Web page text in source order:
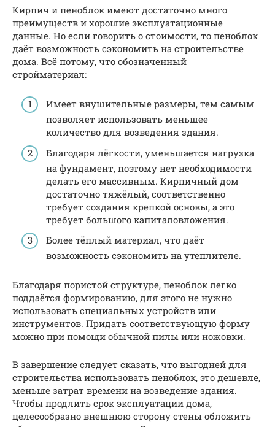
Кирпич и пеноблок имеют достаточно много
преимуществ и хорошие эксплуатационные
данные. Но если говорить о стоимости, то пеноблок
даёт возможность сэкономить на строительстве
дома. Всё потому, что обозначенный
стройматериал:
Имеет внушительные размеры, тем самым
позволяет использовать меньшее
количество для возведения здания.
Благодаря лёгкости, уменьшается нагрузка
на фундамент, поэтому нет необходимости
делать его массивным. Кирпичный дом
достаточно тяжёлый, соответственно
требует создания крепкой основы, а это
требует большого капиталовложения.
Более тёплый материал, что даёт
возможность сэкономить на утеплителе.
Благодаря пористой структуре, пеноблок легко
поддаётся формированию, для этого не нужно
использовать специальных устройств или
инструментов. Придать соответствующую форму
можно при помощи обычной пилы или ножовки.
В завершение следует сказать, что выгодней для
строительства использовать пеноблок, это дешевле,
меньше затрат времени на возведение здания.
Чтобы продлить срок эксплуатации дома,
целесообразно внешнюю сторону стены обложить